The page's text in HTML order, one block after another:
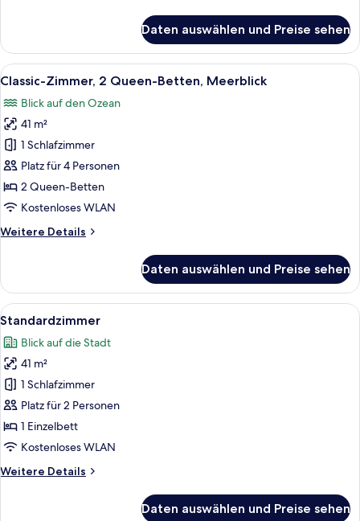
Zimmer,
2 Queen-
Betten
Daten auswählen und Preise sehen
Alle
Fotos
für
Classic-
Zimmer,
2 Queen-
Betten,
Meerblick
Ein Hotelzimmer mit zwei Betten,
13
Classic-Zimmer, 2 Queen-Betten, Meerblick
Blick auf den Ozean
41 m²
1 Schlafzimmer
Platz für 4 Personen
2 Queen-Betten
Kostenloses WLAN
Weitere Details
Weitere
Zimmer,
2 Queen-
Betten,
Daten auswählen und Preise sehen
Alle
Fotos
für
Standardzimmer
anzeigen
Ein modernes Hotelzimmer mit
7
Standardzimmer
Blick auf die Stadt
41 m²
1 Schlafzimmer
Platz für 2 Personen
1 Einzelbett
Kostenloses WLAN
Weitere Details
Weitere
Daten auswählen und Preise sehen